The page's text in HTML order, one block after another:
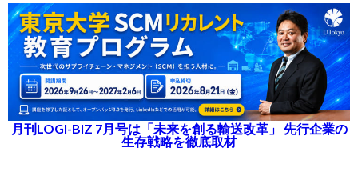
月刊LOGI-BIZ 7月号は「未来を創る輸送改革」 先行企業の
生存戦略を徹底取材